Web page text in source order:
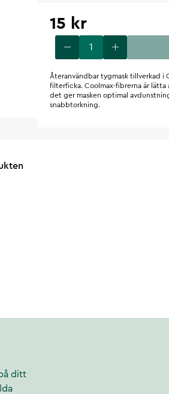
15 kr
Återanvändbar tygmask tillverkad i
filterficka. Coolmax-fibrerna är
det ger masken optimal
snabbtorkning.
ditt